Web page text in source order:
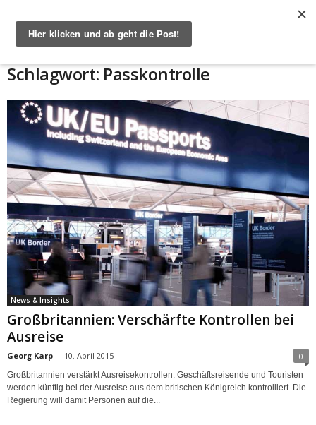
Schlagwort: Passkontrolle
News & Insights
Großbritannien: Verschärfte Kontrollen bei
Ausreise
Georg Karp - 10. April 2015 0
Großbritannien verstärkt Ausreisekontrollen: Geschäftsreisende und Touristen
werden künftig bei der Ausreise aus dem britischen Königreich kontrolliert. Die
Regierung will damit Personen auf die...